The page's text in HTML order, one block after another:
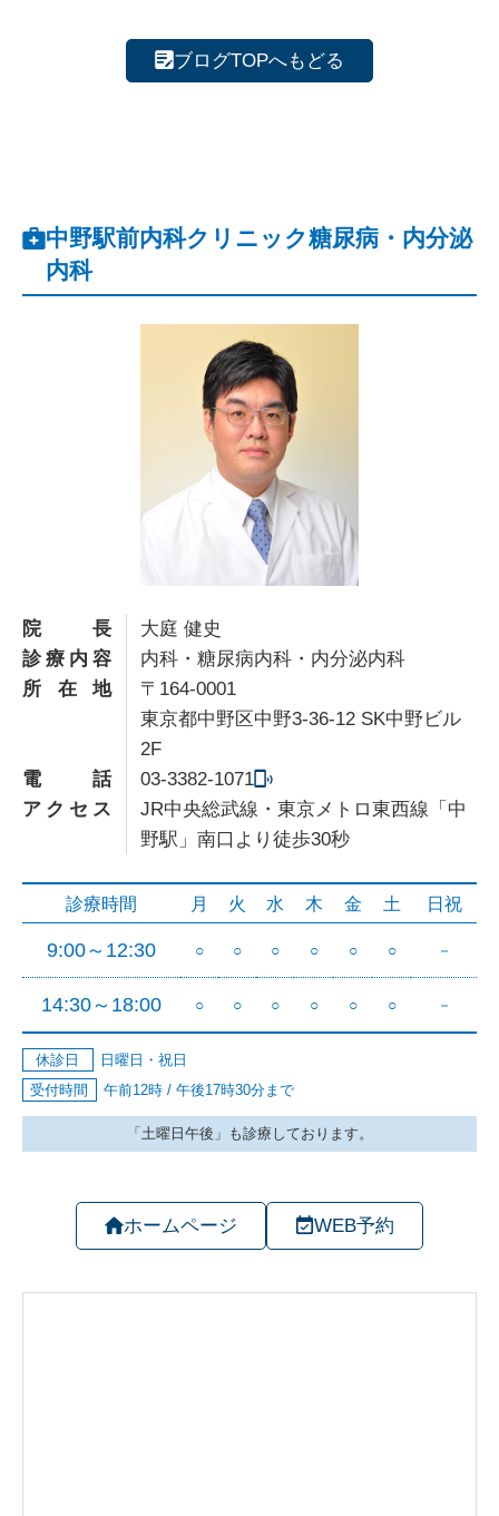
ブログTOPへもどる
中野駅前内科クリニック糖尿病・内分泌
内科
院長
大庭 健史
診療内容
内科・糖尿病内科・内分泌内科
所在地
〒164-0001
東京都中野区中野3-36-12 SK中野ビル
2F
電話
03-3382-1071
アクセス
JR中央総武線・東京メトロ東西線「中
野駅」南口より徒歩30秒
ホームページ WEB予約